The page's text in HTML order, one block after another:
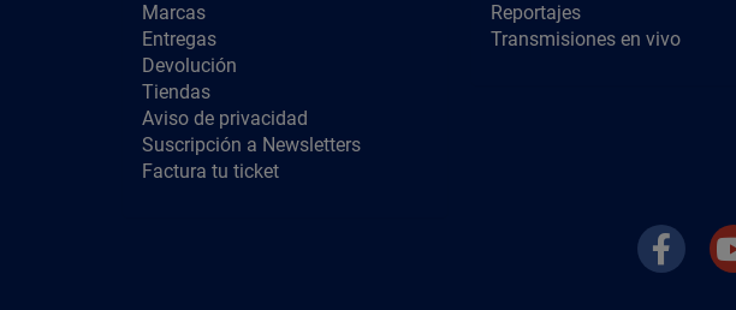
Marcas
Entregas
Devolución
Tiendas
Aviso de privacidad
Suscripción a Newsletters
Factura tu ticket
Reportajes
Transmisiones en vivo